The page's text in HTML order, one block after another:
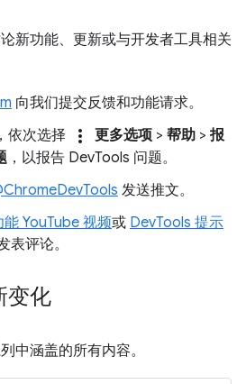
新功能、更新或与开发者工具相关
向我们提交反馈和功能请求。
依次选择
more_vert 更多选项 > 帮助 > 报
，以报告 DevTools 问题。
发送推文。
YouTube 视频或 DevTools 提示
表评论。
变化
中涵盖的所有内容。